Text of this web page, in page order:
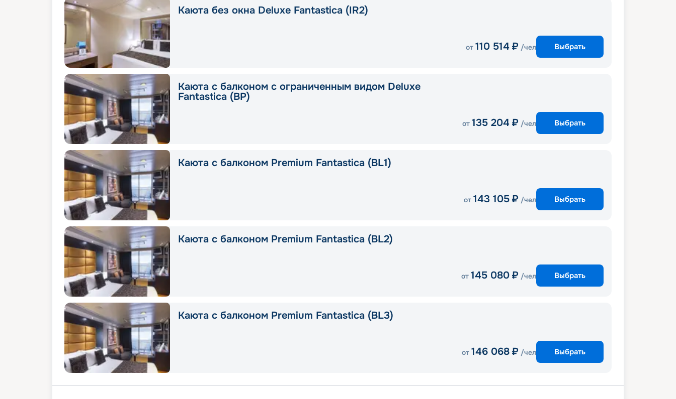
Каюта без окна Deluxe Fantastica (IR2)
от 110 514 ₽ /чел Выбрать
Каюта с балконом с ограниченным видом Deluxe
Fantastica (BP)
от 135 204 ₽ /чел Выбрать
Каюта с балконом Premium Fantastica (BL1)
от 143 105 ₽ /чел Выбрать
Каюта с балконом Premium Fantastica (BL2)
от 145 080 ₽ /чел Выбрать
Каюта с балконом Premium Fantastica (BL3)
от 146 068 ₽ /чел Выбрать